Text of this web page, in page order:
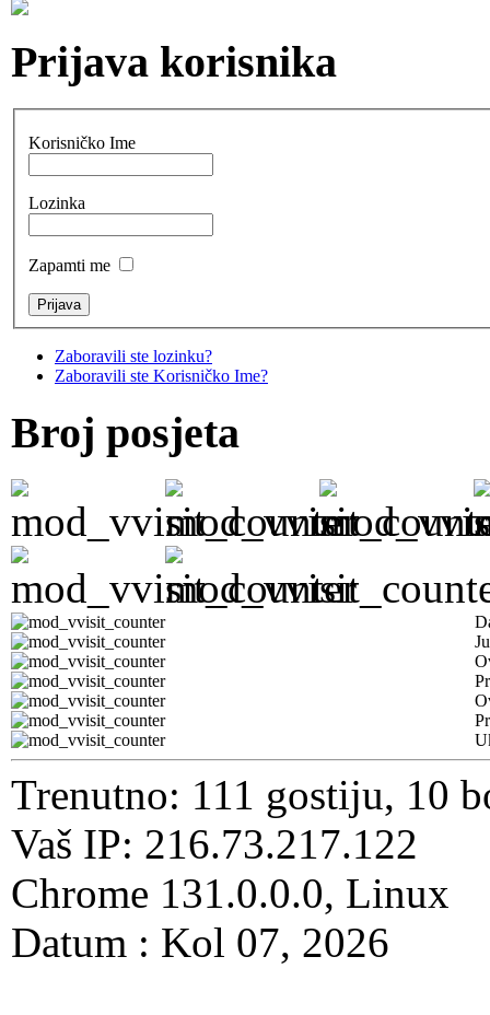
Prijava korisnika
Korisničko Ime
Lozinka
Zapamti me
Zaboravili ste lozinku?
Zaboravili ste Korisničko Ime?
Broj posjeta
Trenutno: 111 gostiju, 10
Vaš IP: 216.73.217.122
Chrome 131.0.0.0, Linux
Datum : Kol 07, 2026